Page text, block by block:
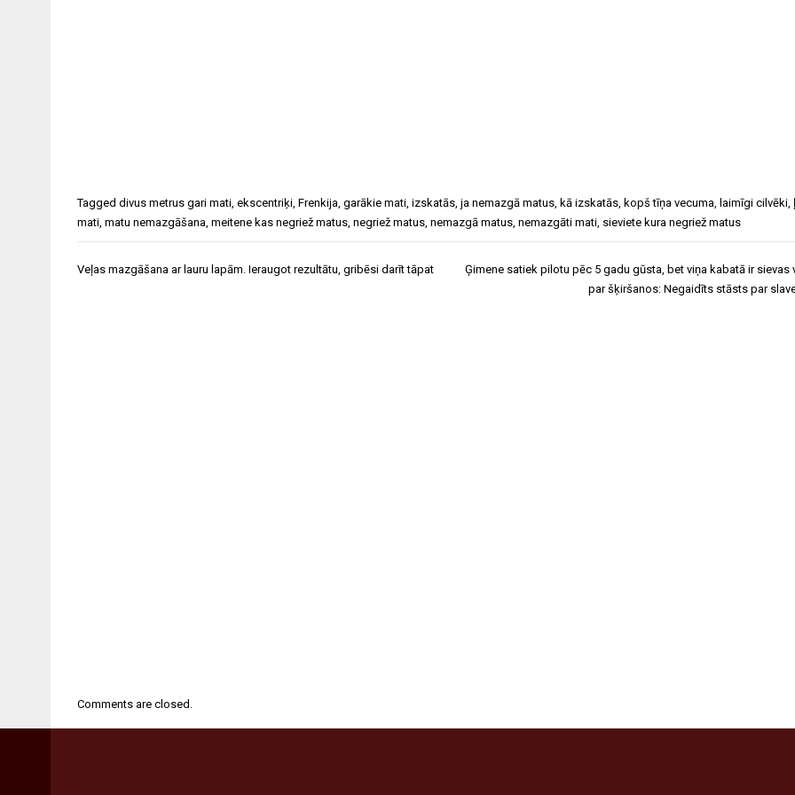
Tagged divus metrus gari mati, ekscentriķi, Frenkija, garākie mati, izskatās, ja nemazgā matus, kā izskatās, kopš tīņa vecuma, laimīgi cilvēki,
mati, matu nemazgāšana, meitene kas negriež matus, negriež matus, nemazgā matus, nemazgāti mati, sieviete kura negriež matus
Ziņu
Veļas mazgāšana ar lauru lapām. Ieraugot rezultātu, gribēsi darīt tāpat
Ģimene satiek pilotu pēc 5 gadu gūsta, bet viņa kabatā ir sievas
par šķiršanos: Negaidīts stāsts par
Comments are closed.